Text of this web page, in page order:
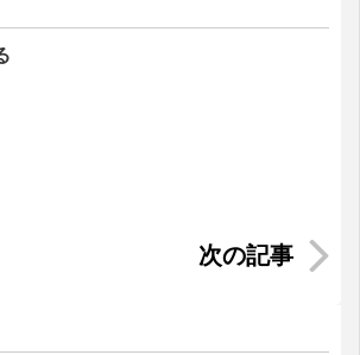
って来た！！iconic秋の大運動会！
のショッピングあるある ～割引事